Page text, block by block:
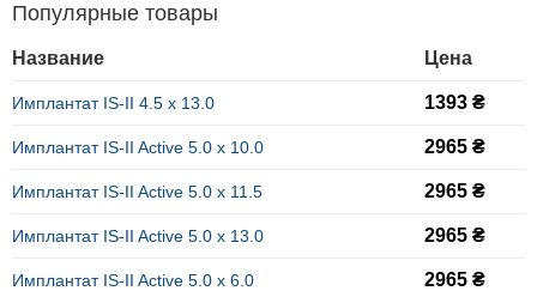
Популярные товары
Название Цена
Имплантат IS-II 4.5 х 13.0 1393 ₴
Имплантат IS-II Active 5.0 x 10.0 2965 ₴
Имплантат IS-II Active 5.0 x 11.5 2965 ₴
Имплантат IS-II Active 5.0 x 13.0 2965 ₴
Имплантат IS-II Active 5.0 x 6.0 2965 ₴